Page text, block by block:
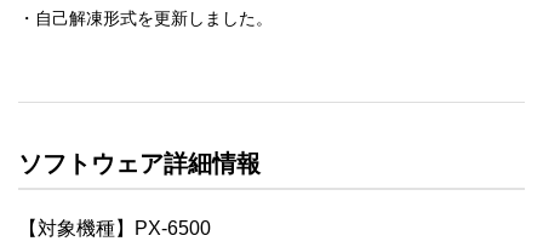
ソフトウェア詳細情報
【対象機種】PX-6500